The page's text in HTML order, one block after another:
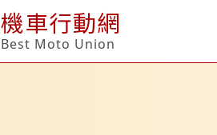
機車行動網
Best Moto Union